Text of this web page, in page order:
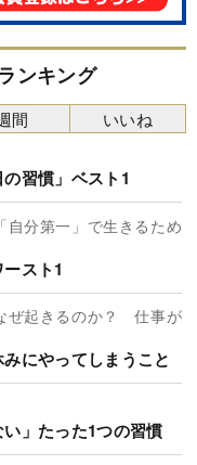
ンキング
習慣」ベスト1
自分第一」で生きるため
スト1
ぜ起きるのか？ 仕事が
にやってしまうこと
い」たった1つの習慣
間 いいね